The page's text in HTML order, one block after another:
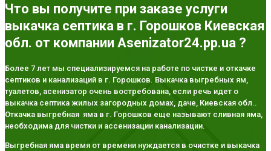
Что вы получите при заказе услуги
выкачка септика в г. Горошков Киевская
обл. от компании Asenizator24.pp.ua ?
Более 7 лет мы специализируемся на работе по чистке и откачке
септиков и канализаций в г. Горошков. Выкачка выгребных ям,
туалетов, асенизатор очень востребована, если речь идет о
выкачка септика жилых загородных домах, даче, Киевская обл..
Откачка выгребная яма в г. Горошков еще называют сливная яма,
необходима для чистки и ассенизации канализации.
Выгребная яма время от времени нуждается в очистке и выкачка